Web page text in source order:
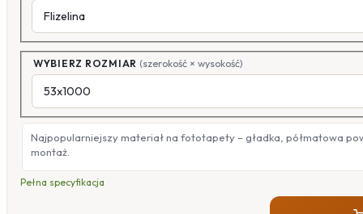
WYBIERZ ROZMIAR (szerokość × wysokość)
Najpopularniejszy materiał na fototapety – gładka, półmatowa
montaż.
Pełna specyfikacja